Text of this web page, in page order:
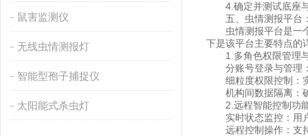
鼠害监测仪
无线虫情测报灯
智能型孢子捕捉仪
太阳能式杀虫灯
4.确定并测试底座与
五、虫情测报平台
虫情测报平台是一个
下是该平台主要特点的
1.多角色权限管理
分账号登录与管理：
细粒度权限控制：实
机构间数据隔离：确
2.远程智能控制功
实时状态监控：用户
远程控制操作：支持